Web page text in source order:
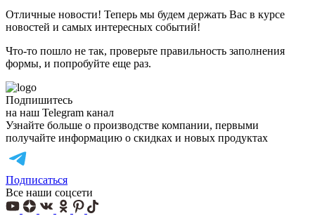
Отличные новости! Теперь мы будем держать Вас в курсе
новостей и самых интересных событий!
Что-то пошло не так, проверьте правильность заполнения
формы, и попробуйте еще раз.
Подпишитесь
на наш Telegram канал
Узнайте больше о производстве компании, первыми
получайте информацию о скидках и новых продуктах
Подписаться
Все наши соцсети